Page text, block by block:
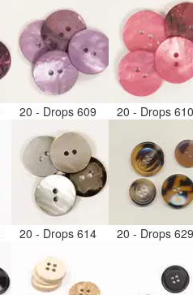
20 - Drops 609 20 - Drops
20 - Drops 614 20 - Drops